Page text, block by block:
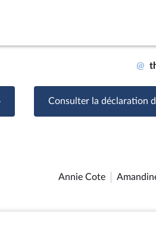
@
Consulter la déclaration
Annie Cote